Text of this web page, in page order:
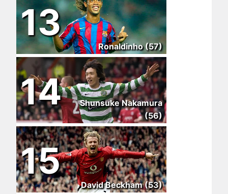
13
Ronaldinho (57)
14
Shunsuke Nakamura
(56)
15
David Beckham (53)